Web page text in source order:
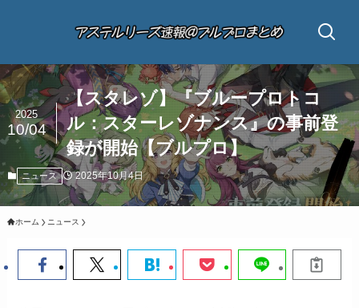
【スタレゾ】『ブループロトコ
ル：スターレゾナンス』の事前登
録が開始【ブルプロ】
2025
10/04
ニュース 2025年10月4日
ホーム ニュース